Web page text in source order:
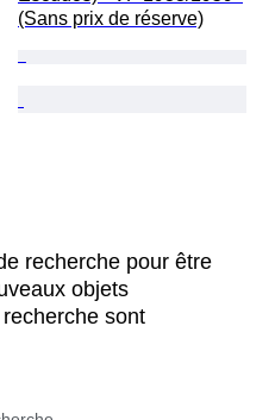
(Sans prix de réserve)
recherche pour être
objets
sont